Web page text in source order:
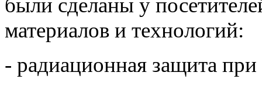
были сделаны у
материалов и технологий:
- радиационная защита